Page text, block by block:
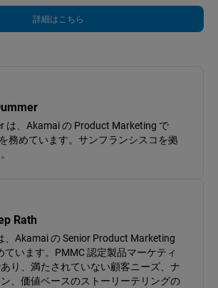
詳細はこちら
は、Akamai の Product Marketing で
務めています。サンフランシスコを拠
Rath
、Akamai の Senior Product Marketing
ています。PMMC 認定製品マーケティ
り、満たされていない顧客ニーズ、ナ
、価値ベースのストーリーテリングの